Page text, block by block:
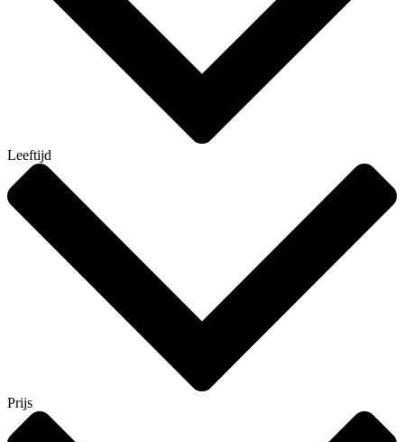
Leeftijd
Prijs